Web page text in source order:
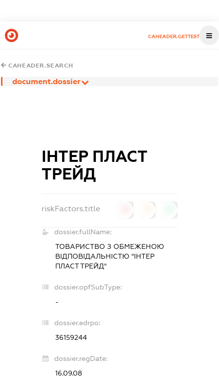
CAHEADER.GETTEST
CAHEADER.SEARCH
document.dossier
ІНТЕР ПЛАСТ
ТРЕЙД
riskFactors.title
dossier.fullName:
ТОВАРИСТВО З ОБМЕЖЕНОЮ
ВІДПОВІДАЛЬНІСТЮ "ІНТЕР
ПЛАСТ ТРЕЙД"
dossier.opfSubType:
-
dossier.edrpo:
36159244
dossier.regDate:
16.09.08